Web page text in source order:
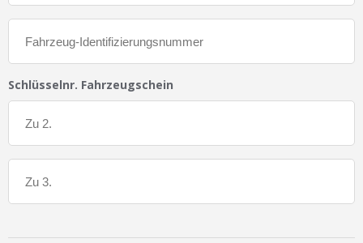
Schlüsselnr. Fahrzeugschein